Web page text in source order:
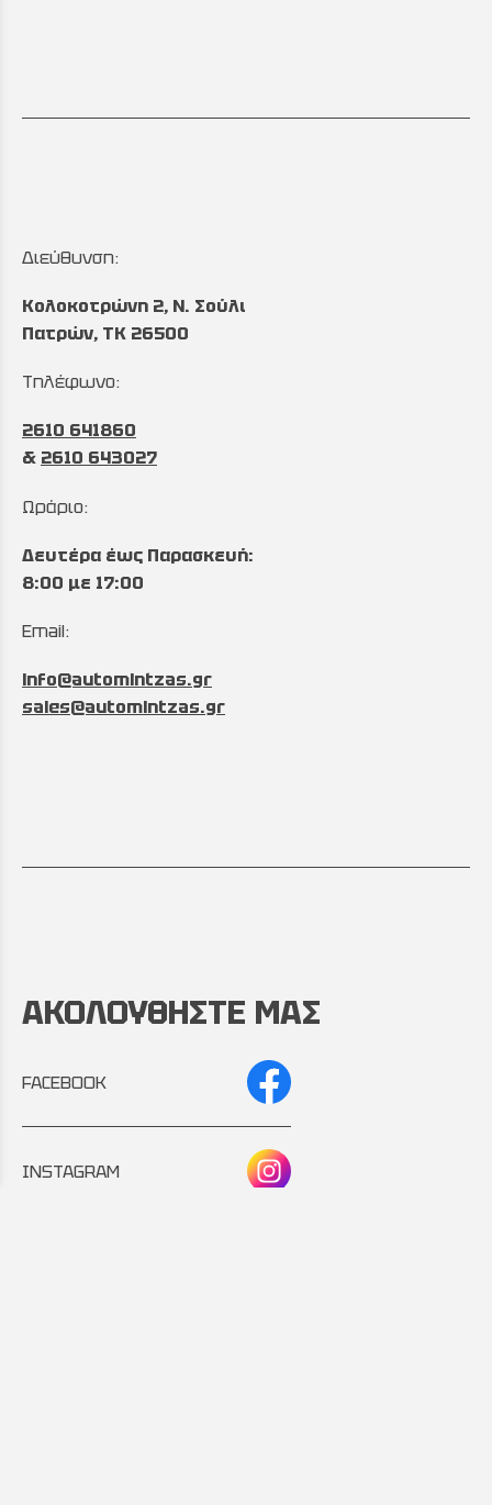
Διεύθυνση:
Κολοκοτρώνη 2, Ν. Σούλι
Πατρών, TK 26500
Τηλέφωνο:
2610 641860
& 2610 643027
Ωράριο:
Δευτέρα έως Παρασκευή:
8:00 με 17:00
Email:
info@automintzas.gr
sales@automintzas.gr
ΑΚΟΛΟΥΘΗΣΤΕ ΜΑΣ
FACEBOOK
INSTAGRAM